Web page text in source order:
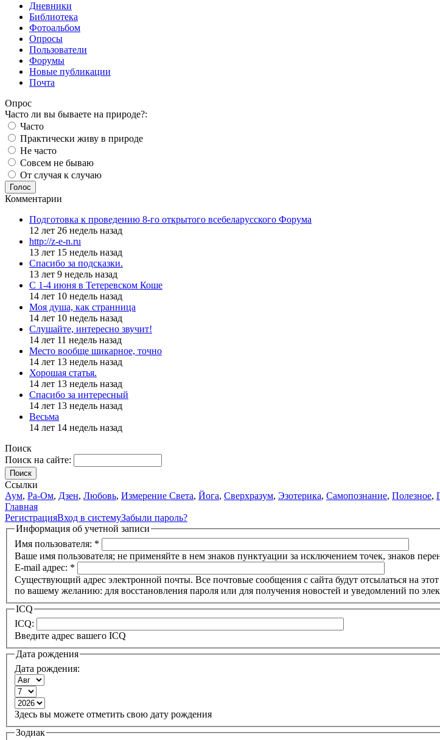
Дневники
Библиотека
Фотоальбом
Опросы
Пользователи
Форумы
Новые публикации
Почта
Опрос
Часто ли вы бываете на природе?:
Часто
Практически живу в природе
Не часто
Совсем не бываю
От случая к случаю
Голос
Комментарии
Подготовка к проведению 8-го открытого всебеларусского Форума
12 лет 26 недель назад
http://z-e-n.ru
13 лет 15 недель назад
Спасибо за подсказки.
13 лет 9 недель назад
С 1-4 июня в Тетеревском Коше
14 лет 10 недель назад
Моя душа, как странница
14 лет 10 недель назад
Слушайте, интересно звучит!
14 лет 11 недель назад
Место вообще шикарное, точно
14 лет 13 недель назад
Хорошая статья.
14 лет 13 недель назад
Спасибо за интересный
14 лет 13 недель назад
Весьма
14 лет 14 недель назад
Поиск
Поиск на сайте:
Поиск
Ссылки
Аум, Ра-Ом, Дзен, Любовь, Измерение Света, Йога, Сверхразум, Эзотерика, Самопознание, Полезное,
Главная
РегистрацияВход в системуЗабыли пароль?
Информация об учетной записи
Имя пользователя: *
Ваше имя пользователя; не применяйте в нем знаков пунктуации за исключением точек, знаков
E-mail адрес: *
Существующий адрес электронной почты. Все почтовые сообщения с сайта будут отсылаться на
по вашему желанию: для восстановления пароля или для получения новостей и уведомлений по
ICQ
ICQ:
Введите адрес вашего ICQ
Дата рождения
Дата рождения:
Здесь вы можете отметить свою дату рождения
Зодиак